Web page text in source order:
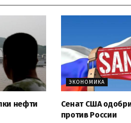
нефти
ЭКОНОМИКА
Сенат США
против России